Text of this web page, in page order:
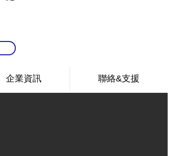
企業資訊 聯絡&支援